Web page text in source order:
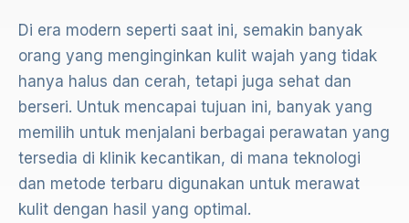
Di era modern seperti saat ini, semakin banyak
orang yang menginginkan kulit wajah yang tidak
hanya halus dan cerah, tetapi juga sehat dan
berseri. Untuk mencapai tujuan ini, banyak yang
memilih untuk menjalani berbagai perawatan yang
tersedia di klinik kecantikan, di mana teknologi
dan metode terbaru digunakan untuk merawat
kulit dengan hasil yang optimal.